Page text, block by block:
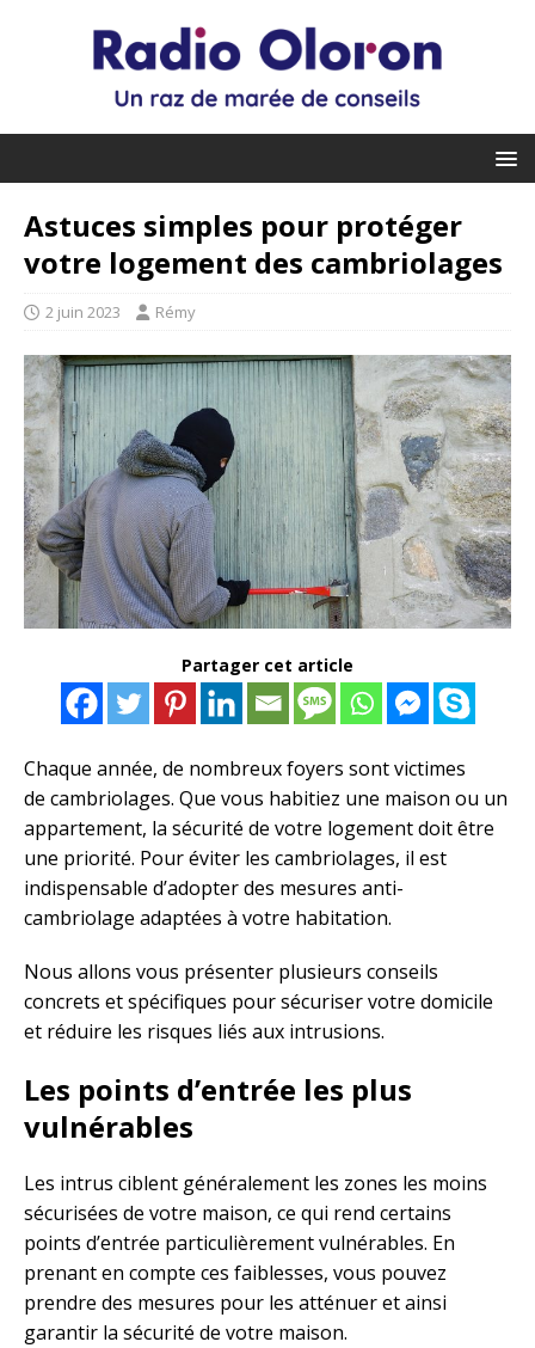
Astuces simples pour protéger
votre logement des cambriolages
2 juin 2023 Rémy
Partager cet article
Chaque année, de nombreux foyers sont victimes
de cambriolages. Que vous habitiez une maison ou un
appartement, la sécurité de votre logement doit être
une priorité. Pour éviter les cambriolages, il est
indispensable d’adopter des mesures anti-
cambriolage adaptées à votre habitation.
Nous allons vous présenter plusieurs conseils
concrets et spécifiques pour sécuriser votre domicile
et réduire les risques liés aux intrusions.
Les points d’entrée les plus
vulnérables
Les intrus ciblent généralement les zones les moins
sécurisées de votre maison, ce qui rend certains
points d’entrée particulièrement vulnérables. En
prenant en compte ces faiblesses, vous pouvez
prendre des mesures pour les atténuer et ainsi
garantir la sécurité de votre maison.